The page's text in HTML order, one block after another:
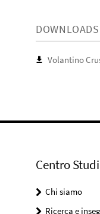
DOWNLOADS
Volantino
Centro
Chi siamo
Ricerca e